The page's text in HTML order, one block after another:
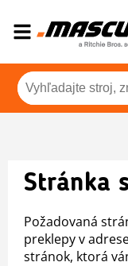
Stránka
Požadovaná
preklepy v
stránok, ktorá